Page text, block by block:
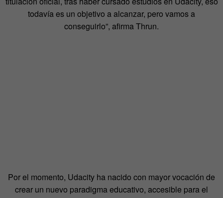
todavía es un objetivo a alcanzar, pero vamos a
conseguirlo”, afirma Thrun.
Por el momento, Udacity ha nacido con mayor vocación de
crear un nuevo paradigma educativo, accesible para el